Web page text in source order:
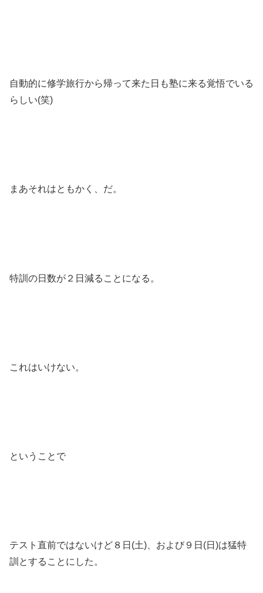
自動的に修学旅行から帰って来た日も塾に来る覚悟でいる
らしい(笑)
まあそれはともかく、だ。
特訓の日数が２日減ることになる。
これはいけない。
ということで
テスト直前ではないけど８日(土)、および９日(日)は猛特
訓とすることにした。